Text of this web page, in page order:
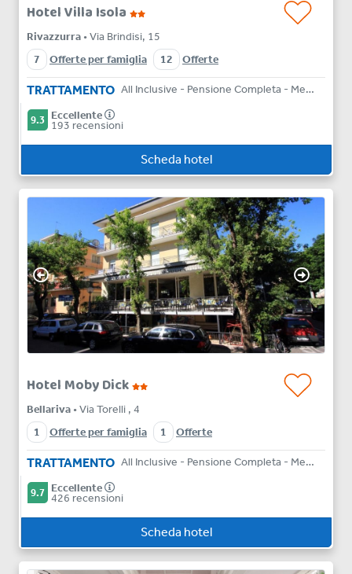
Hotel Villa Isola
Rivazzurra • Via Brindisi, 15
7
Offerte per famiglia 12 Offerte
TRATTAMENTO All Inclusive - Pensione Completa - Mezza Pensione - Bed & Breakfast
9.3 Eccellente
193 recensioni
Scheda hotel
Hotel Moby Dick
Bellariva • Via Torelli , 4
1
Offerte per famiglia 1 Offerte
TRATTAMENTO All Inclusive - Pensione Completa - Mezza Pensione - Bed & Breakfast
9.7 Eccellente
426 recensioni
Scheda hotel